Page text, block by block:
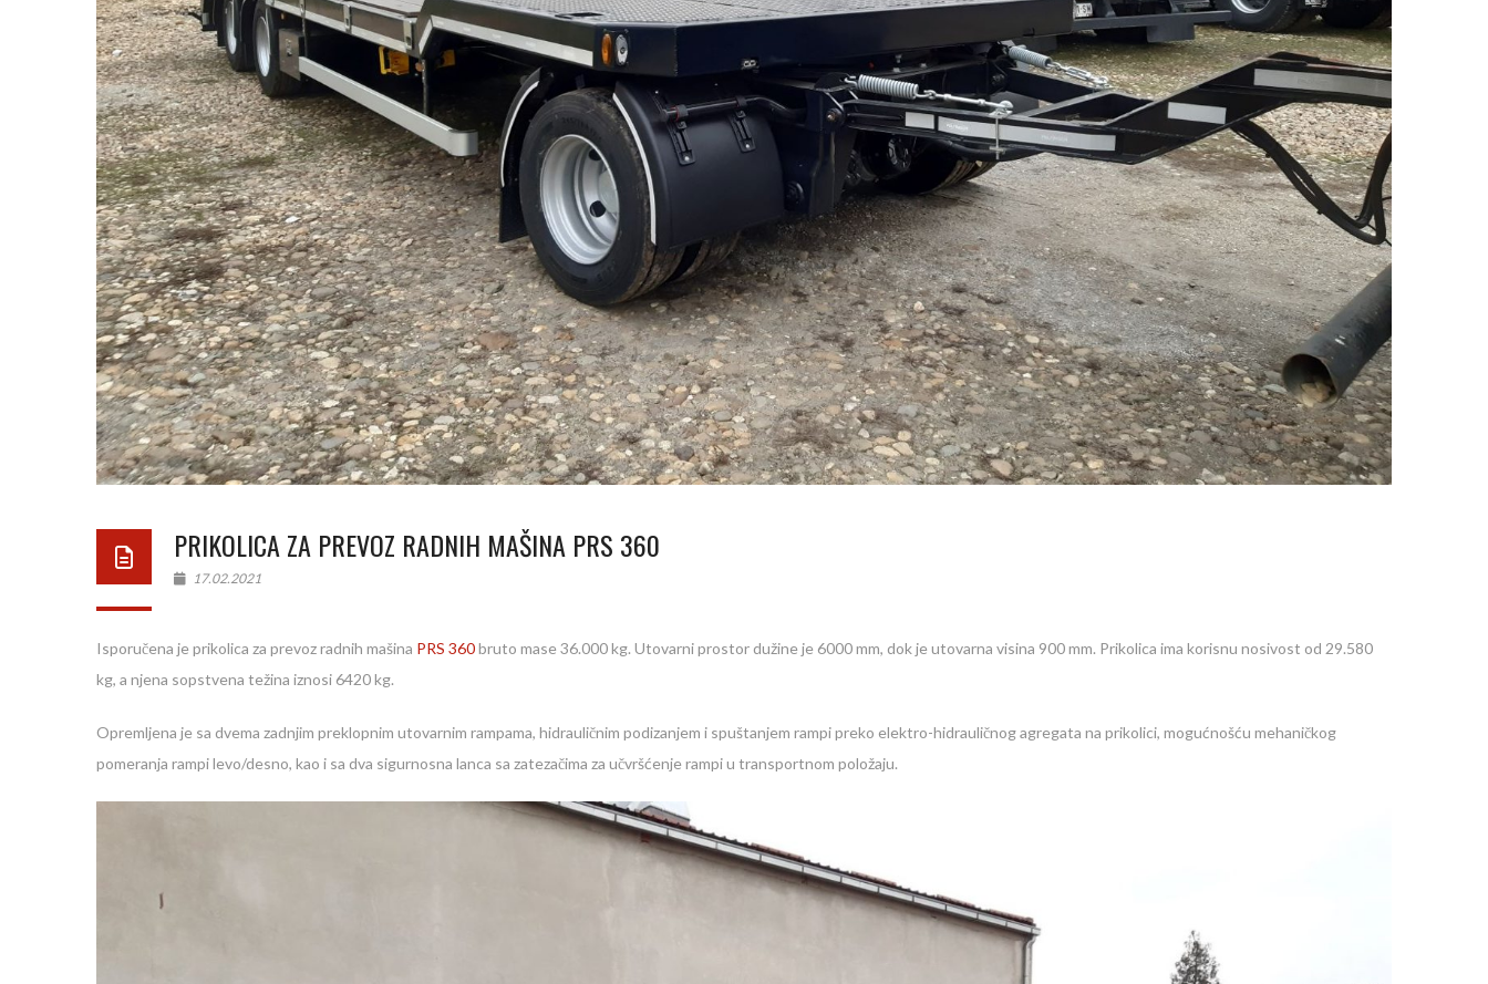
PRIKOLICA ZA PREVOZ RADNIH MAŠINA PRS 360
17.02.2021
Isporučena je prikolica za prevoz radnih mašina PRS 360bruto mase 36.000 kg. Utovarni prostor dužine je 6000 mm, dok je utovarna visina 900 mm. Prikolica ima korisnu nosivost od 29.580
kg, a njena sopstvena težina iznosi 6420 kg.
Opremljena je sa dvema zadnjim preklopnim utovarnim rampama, hidrauličnim podizanjem i spuštanjem rampi preko elektro-hidrauličnog agregata na prikolici, mogućnošću mehaničkog
pomeranja rampi levo/desno, kao i sa dva sigurnosna lanca sa zatezačima za učvršćenje rampi u transportnom položaju.